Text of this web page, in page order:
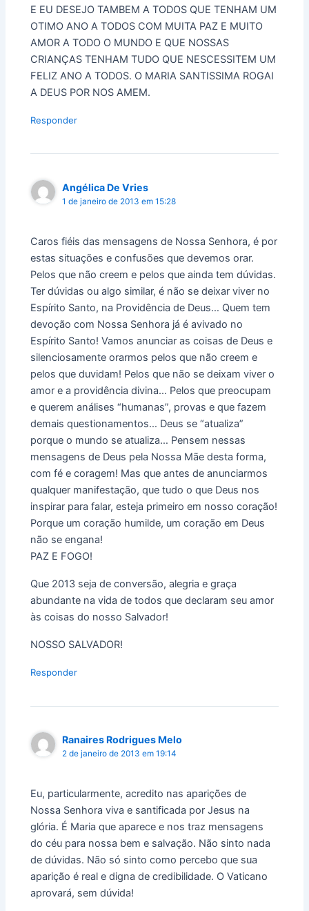
E EU DESEJO TAMBEM A TODOS QUE TENHAM UM
OTIMO ANO A TODOS COM MUITA PAZ E MUITO
AMOR A TODO O MUNDO E QUE NOSSAS
CRIANÇAS TENHAM TUDO QUE NESCESSITEM UM
FELIZ ANO A TODOS. O MARIA SANTISSIMA ROGAI
A DEUS POR NOS AMEM.
Responder
Angélica De Vries
1 de janeiro de 2013 em 15:28
Caros fiéis das mensagens de Nossa Senhora, é por
estas situações e confusões que devemos orar.
Pelos que não creem e pelos que ainda tem dúvidas.
Ter dúvidas ou algo similar, é não se deixar viver no
Espírito Santo, na Providência de Deus… Quem tem
devoção com Nossa Senhora já é avivado no
Espírito Santo! Vamos anunciar as coisas de Deus e
silenciosamente orarmos pelos que não creem e
pelos que duvidam! Pelos que não se deixam viver o
amor e a providência divina… Pelos que preocupam
e querem análises “humanas”, provas e que fazem
demais questionamentos… Deus se “atualiza”
porque o mundo se atualiza… Pensem nessas
mensagens de Deus pela Nossa Mãe desta forma,
com fé e coragem! Mas que antes de anunciarmos
qualquer manifestação, que tudo o que Deus nos
inspirar para falar, esteja primeiro em nosso coração!
Porque um coração humilde, um coração em Deus
não se engana!
PAZ E FOGO!
Que 2013 seja de conversão, alegria e graça
abundante na vida de todos que declaram seu amor
às coisas do nosso Salvador!
NOSSO SALVADOR!
Responder
Ranaires Rodrigues Melo
2 de janeiro de 2013 em 19:14
Eu, particularmente, acredito nas aparições de
Nossa Senhora viva e santificada por Jesus na
glória. É Maria que aparece e nos traz mensagens
do céu para nossa bem e salvação. Não sinto nada
de dúvidas. Não só sinto como percebo que sua
aparição é real e digna de credibilidade. O Vaticano
aprovará, sem dúvida!